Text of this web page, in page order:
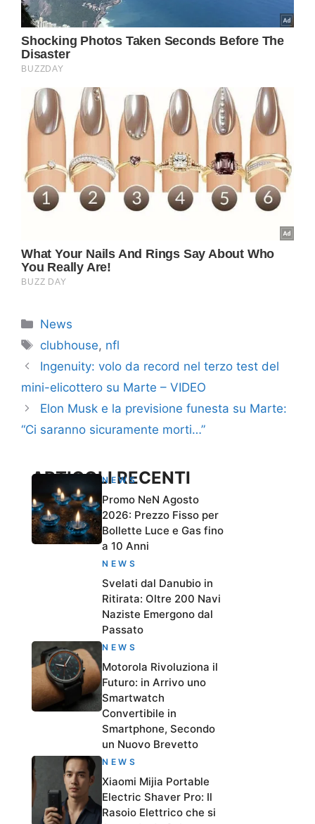
Categorie
News
Tag
clubhouse, nfl
Ingenuity: volo da record nel terzo test del
mini-elicottero su Marte – VIDEO
Elon Musk e la previsione funesta su Marte:
“Ci saranno sicuramente morti…”
ARTICOLI RECENTI
NEWS
Promo NeN Agosto
2026: Prezzo Fisso per
Bollette Luce e Gas fino
a 10 Anni
NEWS
Svelati dal Danubio in
Ritirata: Oltre 200 Navi
Naziste Emergono dal
Passato
NEWS
Motorola Rivoluziona il
Futuro: in Arrivo uno
Smartwatch
Convertibile in
Smartphone, Secondo
un Nuovo Brevetto
NEWS
Xiaomi Mijia Portable
Electric Shaver Pro: Il
Rasoio Elettrico che si